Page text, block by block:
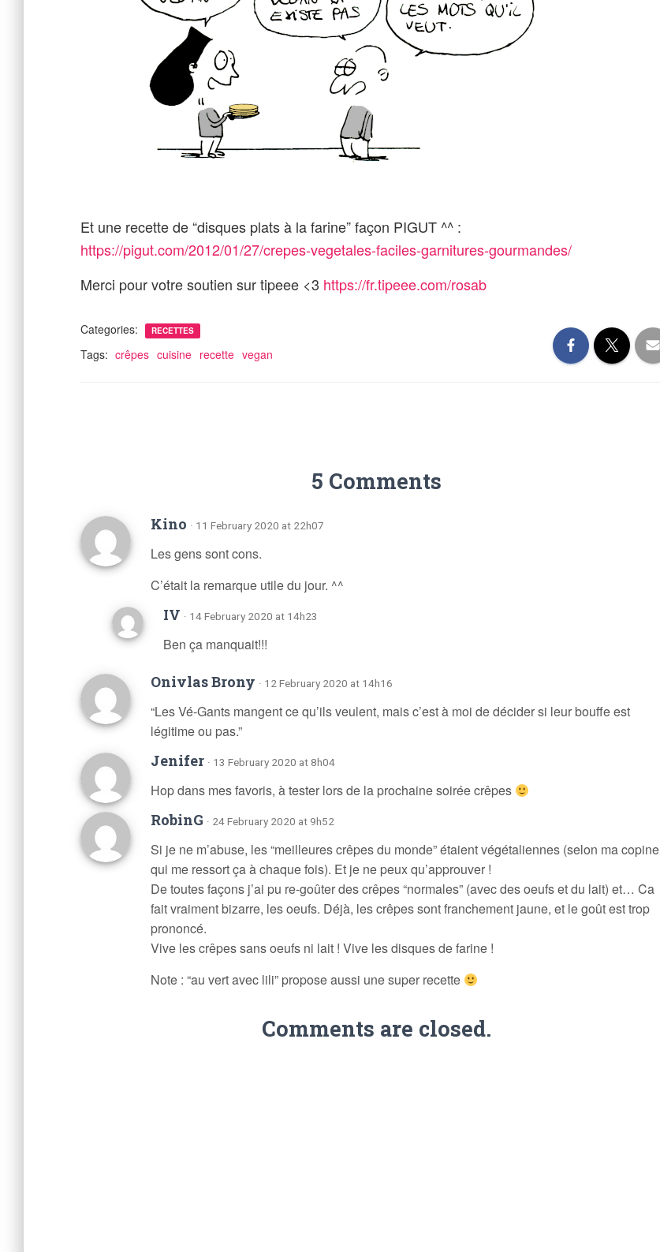
Et une recette de “disques plats à la farine” façon PIGUT ^^ :
https://pigut.com/2012/01/27/crepes-vegetales-faciles-garnitures-gourmandes/
Merci pour votre soutien sur tipeee <3 https://fr.tipeee.com/rosab
Categories: RECETTES
Tags: crêpes cuisine recette vegan
5 Comments
Kino · 11 February 2020 at 22h07
Les gens sont cons.
C’était la remarque utile du jour. ^^
IV · 14 February 2020 at 14h23
Ben ça manquait!!!
Onivlas Brony · 12 February 2020 at 14h16
“Les Vé-Gants mangent ce qu’ils veulent, mais c’est à moi de décider si leur bouffe est
légitime ou pas.”
Jenifer · 13 February 2020 at 8h04
Hop dans mes favoris, à tester lors de la prochaine soirée crêpes
RobinG · 24 February 2020 at 9h52
Si je ne m’abuse, les “meilleures crêpes du monde” étaient végétaliennes (selon ma copine
qui me ressort ça à chaque fois). Et je ne peux qu’approuver !
De toutes façons j’ai pu re-goûter des crêpes “normales” (avec des oeufs et du lait) et… Ca
fait vraiment bizarre, les oeufs. Déjà, les crêpes sont franchement jaune, et le goût est trop
prononcé.
Vive les crêpes sans oeufs ni lait ! Vive les disques de farine !
Note : “au vert avec lili” propose aussi une super recette
Comments are closed.